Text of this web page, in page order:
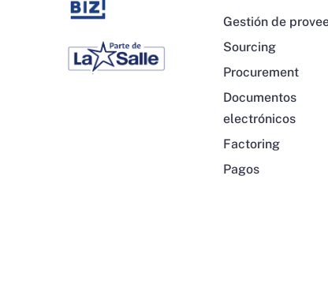
Gestión de
Sourcing
Procurement
Documentos
electrónicos
Factoring
Pagos